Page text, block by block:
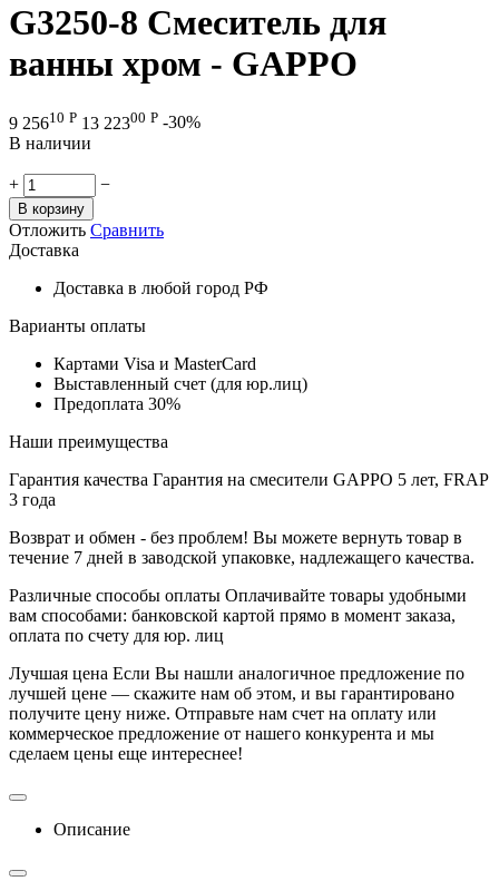
G3250-8 Смеситель для
ванны хром - GAPPO
9 25610 Р 13 22300 Р -30%
В наличии
+ −
В корзину
Отложить Сравнить
Доставка
Доставка в любой город РФ
Варианты оплаты
Картами Visa и MasterCard
Выставленный счет (для юр.лиц)
Предоплата 30%
Наши преимущества
Гарантия качества Гарантия на смесители GAPPO 5 лет, FRAP
3 года
Возврат и обмен - без проблем! Вы можете вернуть товар в
течение 7 дней в заводской упаковке, надлежащего качества.
Различные способы оплаты Оплачивайте товары удобными
вам способами: банковской картой прямо в момент заказа,
оплата по счету для юр. лиц
Лучшая цена Если Вы нашли аналогичное предложение по
лучшей цене — скажите нам об этом, и вы гарантировано
получите цену ниже. Отправьте нам счет на оплату или
коммерческое предложение от нашего конкурента и мы
сделаем цены еще интереснее!
Описание